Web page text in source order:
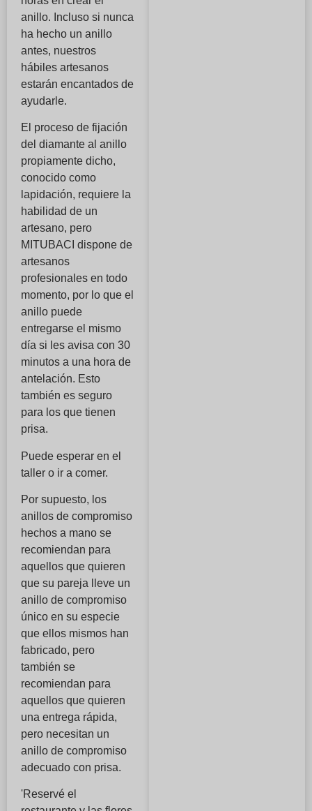
anillo. Incluso si nunca
ha hecho un anillo
antes, nuestros
hábiles artesanos
estarán encantados de
ayudarle.
El proceso de fijación
del diamante al anillo
propiamente dicho,
conocido como
lapidación, requiere la
habilidad de un
artesano, pero
MITUBACI dispone de
artesanos
profesionales en todo
momento, por lo que el
anillo puede
entregarse el mismo
día si les avisa con 30
minutos a una hora de
antelación. Esto
también es seguro
para los que tienen
prisa.
Puede esperar en el
taller o ir a comer.
Por supuesto, los
anillos de compromiso
hechos a mano se
recomiendan para
aquellos que quieren
que su pareja lleve un
anillo de compromiso
único en su especie
que ellos mismos han
fabricado, pero
también se
recomiendan para
aquellos que quieren
una entrega rápida,
pero necesitan un
anillo de compromiso
adecuado con prisa.
'Reservé el